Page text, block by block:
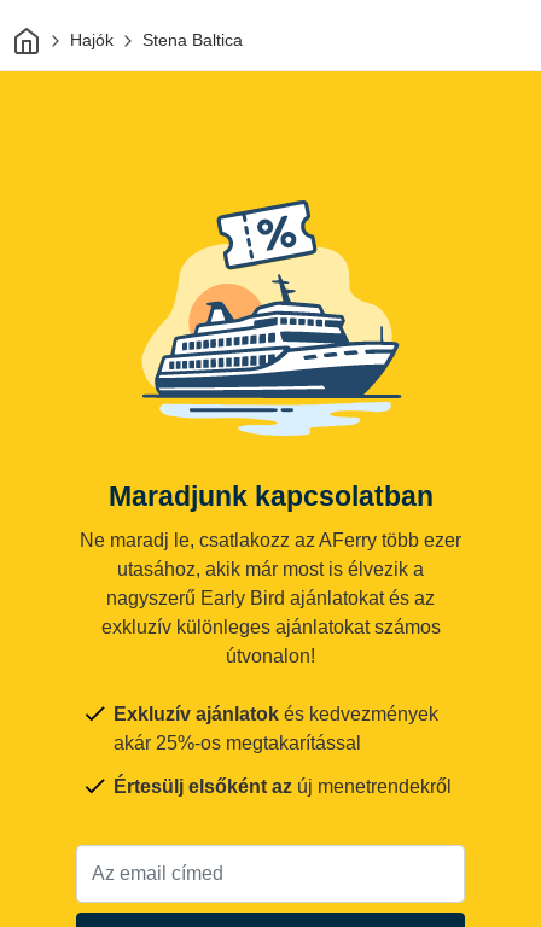
OtthonHajók Stena Baltica
Maradjunk kapcsolatban
Ne maradj le, csatlakozz az AFerry több ezer
utasához, akik már most is élvezik a
nagyszerű Early Bird ajánlatokat és az
exkluzív különleges ajánlatokat számos
útvonalon!
Exkluzív ajánlatok és kedvezmények
akár 25%-os megtakarítással
Értesülj elsőként az új menetrendekről